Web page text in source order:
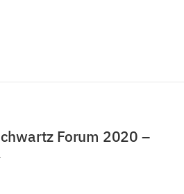
Forum 2020 –